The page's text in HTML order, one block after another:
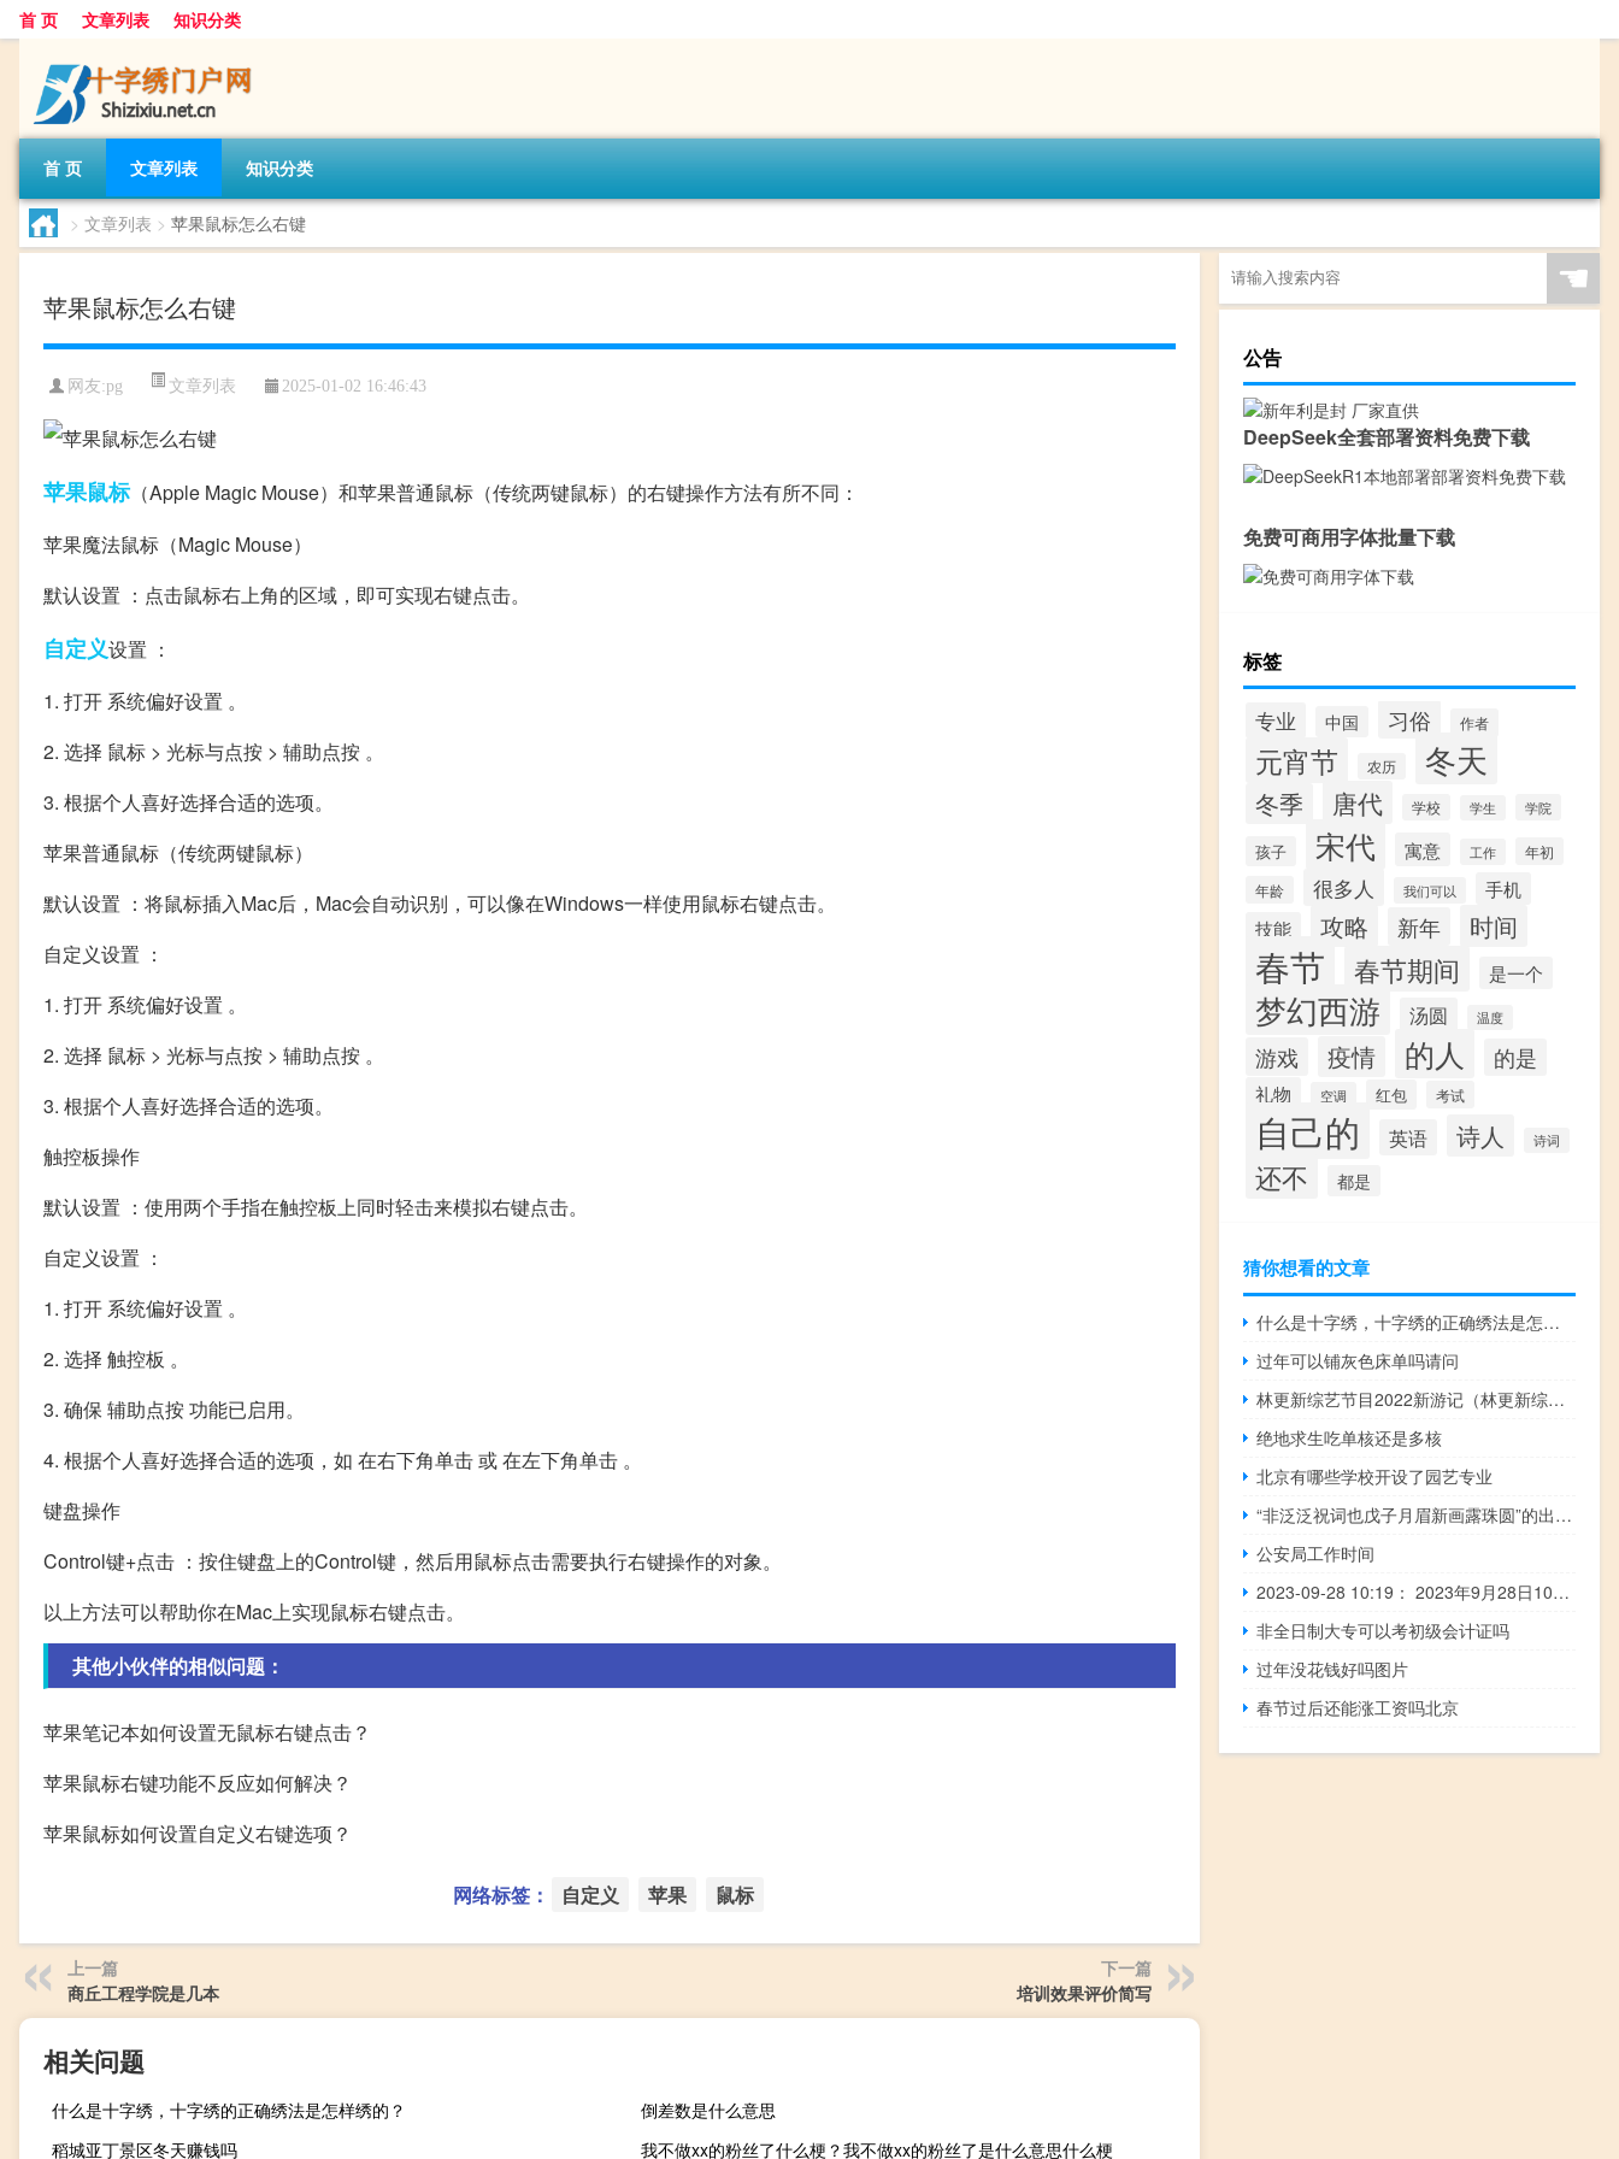
首 页 文章列表 知识分类
首 页 文章列表 知识分类
> 文章列表 > 苹果鼠标怎么右键
苹果鼠标怎么右键
网友:pg 文章列表 2025-01-02 16:46:43
苹果鼠标（Apple Magic Mouse）和苹果普通鼠标（传统两键鼠标）的右键操作方法有所不同：
苹果魔法鼠标（Magic Mouse）
默认设置 ：点击鼠标右上角的区域，即可实现右键点击。
自定义设置 ：
1. 打开 系统偏好设置 。
2. 选择 鼠标 > 光标与点按 > 辅助点按 。
3. 根据个人喜好选择合适的选项。
苹果普通鼠标（传统两键鼠标）
默认设置 ：将鼠标插入Mac后，Mac会自动识别，可以像在Windows一样使用鼠标右键点击。
自定义设置 ：
1. 打开 系统偏好设置 。
2. 选择 鼠标 > 光标与点按 > 辅助点按 。
3. 根据个人喜好选择合适的选项。
触控板操作
默认设置 ：使用两个手指在触控板上同时轻击来模拟右键点击。
自定义设置 ：
1. 打开 系统偏好设置 。
2. 选择 触控板 。
3. 确保 辅助点按 功能已启用。
4. 根据个人喜好选择合适的选项，如 在右下角单击 或 在左下角单击 。
键盘操作
Control键+点击 ：按住键盘上的Control键，然后用鼠标点击需要执行右键操作的对象。
以上方法可以帮助你在Mac上实现鼠标右键点击。
其他小伙伴的相似问题：
苹果笔记本如何设置无鼠标右键点击？
苹果鼠标右键功能不反应如何解决？
苹果鼠标如何设置自定义右键选项？
网络标签： 自定义 苹果 鼠标
上一篇
商丘工程学院是几本
下一篇
培训效果评价简写
相关问题
什么是十字绣，十字绣的正确绣法是怎样绣的？
倒差数是什么意思
稻城亚丁景区冬天赚钱吗
我不做xx的粉丝了什么梗？我不做xx的粉丝了是什么意思什么梗
☚
公告
DeepSeek全套部署资料免费下载
免费可商用字体批量下载
标签
专业 中国 习俗 作者
元宵节 农历 冬天
冬季 唐代 学校 学生 学院
孩子 宋代 寓意 工作
年初
年龄
很多人 我们可以
手机
技能
攻略 新年 时间
春节 春节期间 是一个
梦幻西游 汤圆 温度
游戏 疫情 的人 的是
礼物 空调 红包 考试
自己的 英语 诗人 诗词
还不 都是
猜你想看的文章
什么是十字绣，十字绣的正确绣法是怎样绣的？
过年可以铺灰色床单吗请问
林更新综艺节目2022新游记（林更新综艺节目）
绝地求生吃单核还是多核
北京有哪些学校开设了园艺专业
“非泛泛祝词也戊子月眉新画露珠圆”的出处是哪里
公安局工作时间
2023-09-28 10:19： 2023年9月28日10时8分，G2京沪高速扬州段江都真武双向出口、往上海方向入口开通。 ​​​
非全日制大专可以考初级会计证吗
过年没花钱好吗图片
春节过后还能涨工资吗北京